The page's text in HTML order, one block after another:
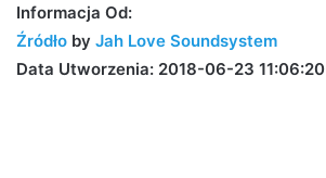
Informacja Od:
Źródło by Jah Love Soundsystem
Data Utworzenia: 2018-06-23 11:06:20